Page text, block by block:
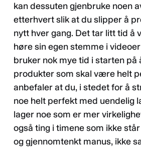
kan dessuten gjenbruke noen
etterhvert slik at du slipper å
nytt hver gang. Det tar litt tid å
høre sin egen stemme i
bruker nok mye tid i starten på
produkter som skal være helt
anbefaler at du, i stedet for å
noe helt perfekt med uendelig
lager noe som er mer
også ting i timene som ikke
og gjennomtenkt manus, ikke